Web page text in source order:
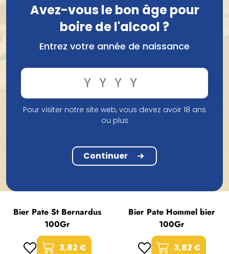
Bier Pate Boon Geuze
Bier Pate St Bernardus
100Gr
3,82 €
Bier Pate Hommel bier
100Gr
3,82 €
Avez-vous le bon âge pour
boire de l'alcool ?
Entrez votre année de naissance
Pour visiter notre site web, vous devez avoir 18 ans
ou plus
Continuer